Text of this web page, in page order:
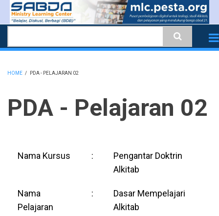
Skip
content
HOME / PDA - PELAJARAN 02
PDA - Pelajaran 02
Nama Kursus :
Pengantar Doktrin
Alkitab
Nama
Pelajaran
:
Dasar Mempelajari
Alkitab